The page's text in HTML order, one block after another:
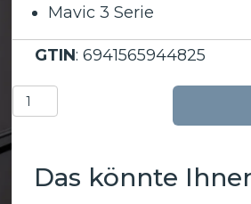
Mavic 3 Serie
GTIN: 6941565944825
DJI
Mavic
Akku-
SetDas könnte